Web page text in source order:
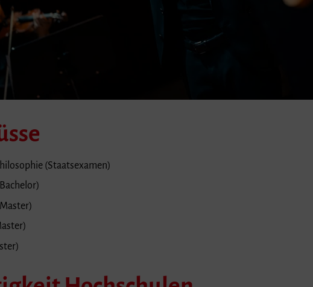
(Staatsexamen)